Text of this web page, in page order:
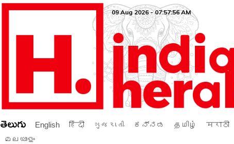
09 Aug 2026 - 07:57:56 AM
తెలుగు English हिंदी ગુજરાતી ಕನ್ನಡ தமிழ் मराठी
മലയാളം